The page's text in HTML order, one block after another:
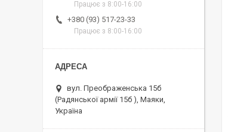
Працює з 8:00-16:00
+380 (93) 517-23-33
Працює з 8:00-16:00
вул. Преображенська 15б
(Радянської армії 15б ), Маяки,
Україна